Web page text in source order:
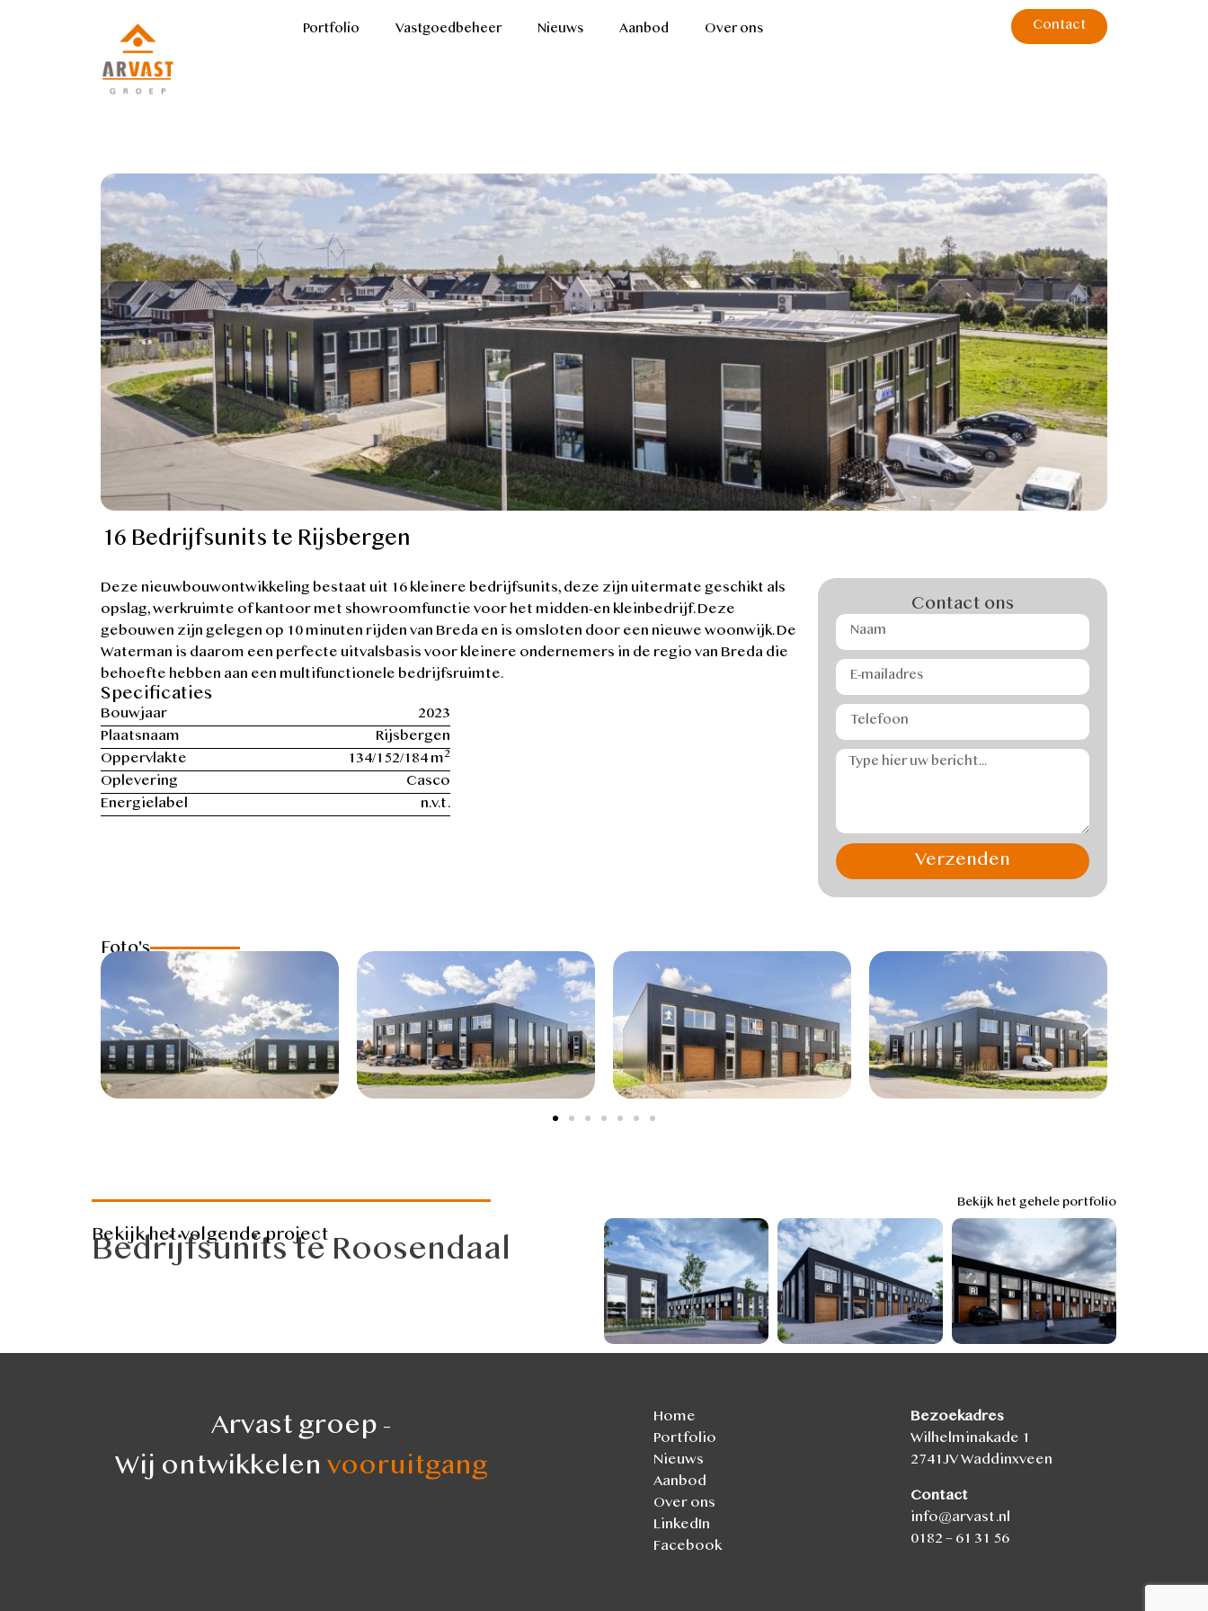
Portfolio Vastgoedbeheer Nieuws Aanbod Over ons Contact
16 Bedrijfsunits te Rijsbergen
Deze nieuwbouwontwikkeling bestaat uit 16 kleinere bedrijfsunits, deze zijn uitermate geschikt als
opslag, werkruimte of kantoor met showroomfunctie voor het midden-en kleinbedrijf. Deze
gebouwen zijn gelegen op 10 minuten rijden van Breda en is omsloten door een nieuwe woonwijk. De
Waterman is daarom een perfecte uitvalsbasis voor kleinere ondernemers in de regio van Breda die
behoefte hebben aan een multifunctionele bedrijfsruimte.
Specificaties
Bouwjaar
2023
Plaatsnaam
Rijsbergen
Oppervlakte
134/152/184 m2
Oplevering
Casco
Energielabel
n.v.t.
Contact ons
Verzenden
Foto's
Bekijk het gehele portfolio
Bekijk het volgende project
Bedrijfsunits te Roosendaal
Arvast groep -
Wij ontwikkelen vooruitgang
Home
Portfolio
Nieuws
Aanbod
Over ons
LinkedIn
Facebook
Bezoekadres
Wilhelminakade 1
2741JV Waddinxveen
Contact
info@arvast.nl
0182 – 61 31 56